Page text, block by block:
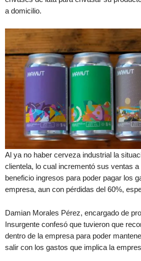
a domicilio.
Al ya no haber cerveza industrial la
clientela, lo cual incrementó sus ventas
beneficio ingresos para poder pagar los
empresa, aun con pérdidas del 60%,
Damian Morales Pérez, encargado de
Insurgente confesó que tuvieron que
dentro de la empresa para poder
salir con los gastos que implica la